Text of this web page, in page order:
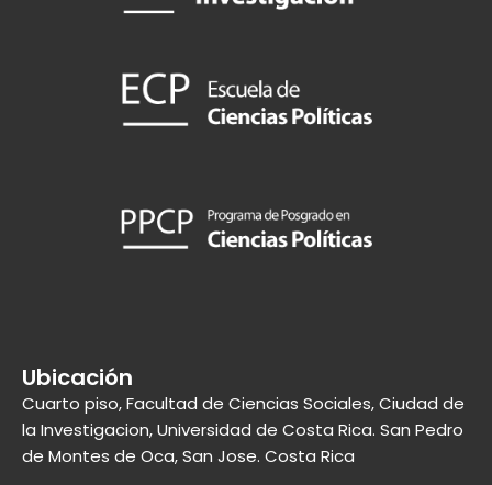
Ubicación
Cuarto piso, Facultad de Ciencias Sociales, Ciudad de
la Investigacion, Universidad de Costa Rica. San Pedro
de Montes de Oca, San Jose. Costa Rica